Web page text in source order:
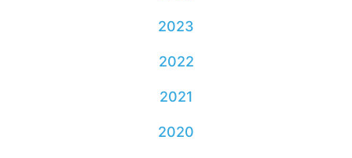
2023
2022
2021
2020